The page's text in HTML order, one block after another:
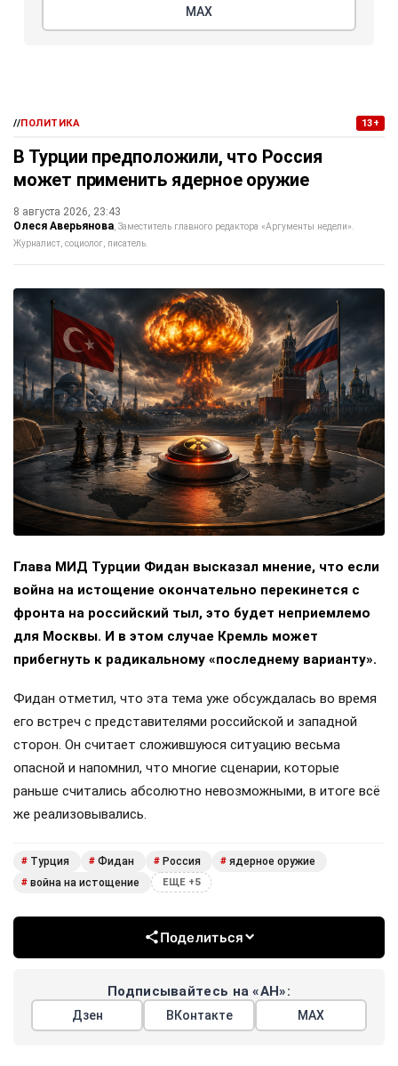
МАХ
//ПОЛИТИКА 13+
В Турции предположили, что Россия
может применить ядерное оружие
8 августа 2026, 23:43
Олеся Аверьянова Заместитель главного редактора «Аргументы недели».
Журналист, социолог, писатель.
Глава МИД Турции Фидан высказал мнение, что если
война на истощение окончательно перекинется с
фронта на российский тыл, это будет неприемлемо
для Москвы. И в этом случае Кремль может
прибегнуть к радикальному «последнему варианту».
Фидан отметил, что эта тема уже обсуждалась во время
его встреч с представителями российской и западной
сторон. Он считает сложившуюся ситуацию весьма
опасной и напомнил, что многие сценарии, которые
раньше считались абсолютно невозможными, в итоге всё
же реализовывались.
# Турция # Фидан # Россия # ядерное оружие
# война на истощение ЕЩЕ +5
Поделиться
Подписывайтесь на «АН»:
Дзен ВКонтакте МАХ